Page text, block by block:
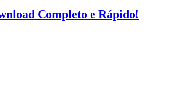
Completo e Rápido!